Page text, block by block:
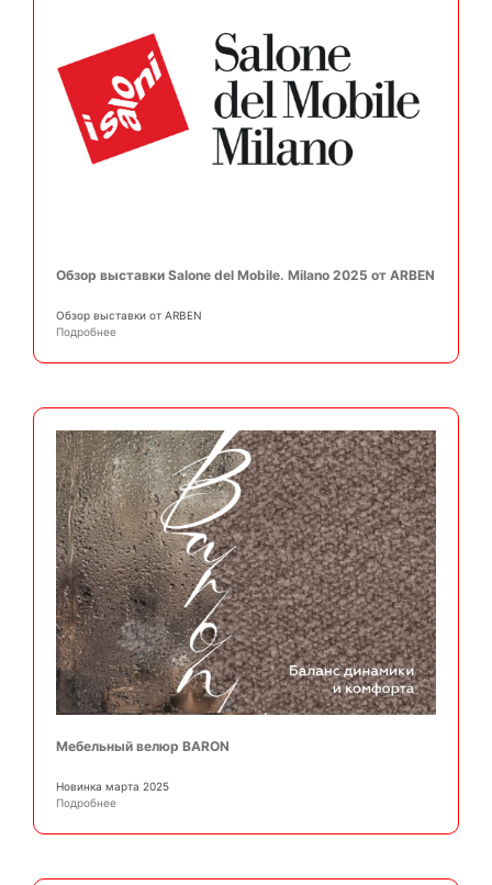
Обзор выставки Salone del Mobile. Milano 2025 от ARBEN
Обзор выставки от ARBEN
Подробнее
Мебельный велюр BARON
Новинка марта 2025
Подробнее